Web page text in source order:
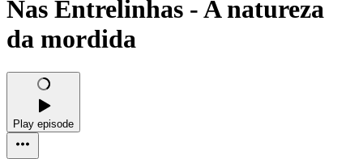
Nas Entrelinhas - A natureza
da mordida
Play episode